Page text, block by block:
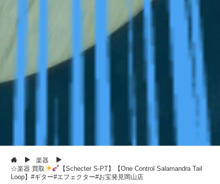
楽器
☆楽器 買取
【Schecter S-PT】【One Control Salamandra Tail
Loop】#ギター#エフェクター#お宝発見岡山店